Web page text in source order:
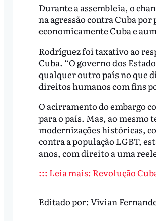
Durante a assembleia, o
na agressão contra Cuba
economicamente Cuba e
Rodríguez foi taxativo ao
Cuba. “O governo dos
qualquer outro país no que
direitos humanos com fins
O acirramento do embargo
para o país. Mas, ao mesmo
modernizações históricas,
contra a população LGBT,
anos, com direito a uma
::: Leia mais: Revolução
Editado por: Vivian